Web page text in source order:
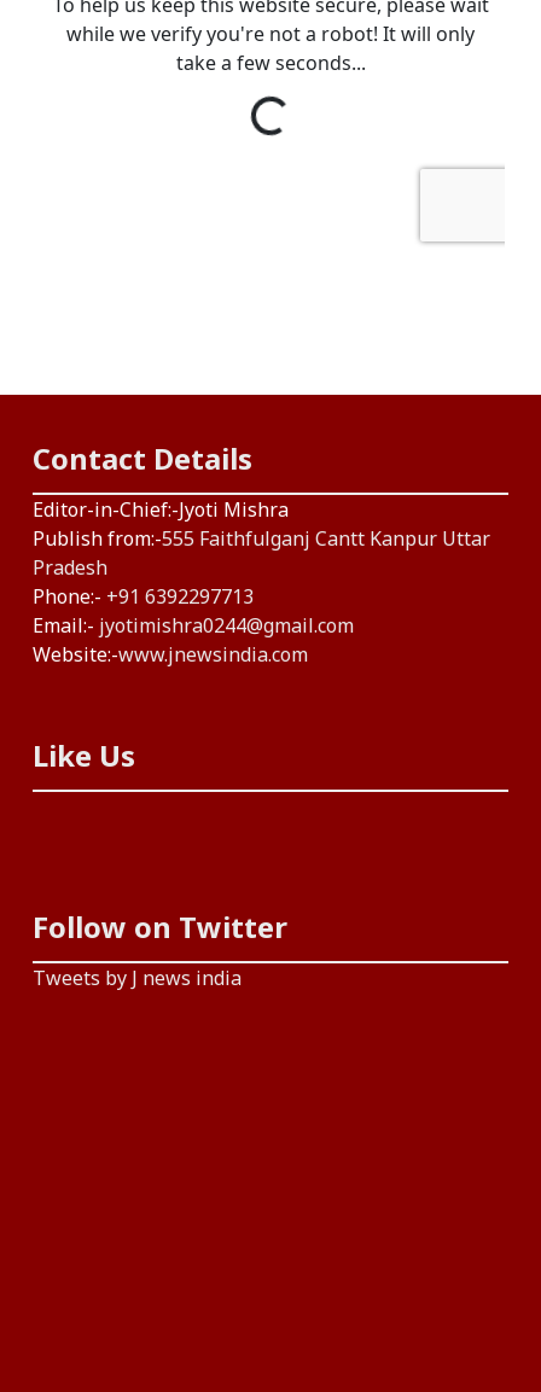
Contact Details
Editor-in-Chief:-Jyoti Mishra
Publish from:-555 Faithfulganj Cantt Kanpur Uttar
Pradesh
Phone:- +91 6392297713
Email:- jyotimishra0244@gmail.com
Website:-www.jnewsindia.com
Like Us
Follow on Twitter
Tweets by J news india